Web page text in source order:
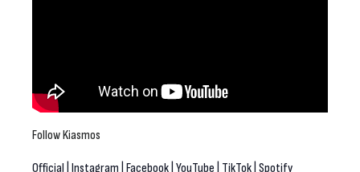
Follow Kiasmos
Official Instagram Facebook YouTube TikTok Spotify